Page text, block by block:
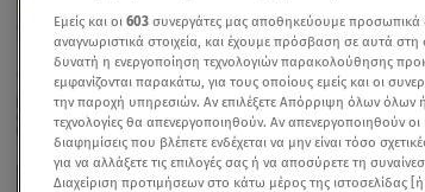
Εμείς και οι 603 συνεργάτες μας αποθηκεύουμε
αναγνωριστικά στοιχεία, και έχουμε πρόσβαση σε αυτά
δυνατή η ενεργοποίηση τεχνολογιών παρακολούθησης
εμφανίζονται παρακάτω, για τους οποίους εμείς και οι
την παροχή υπηρεσιών. Αν επιλέξετε Απόρριψη όλων όλων
τεχνολογίες θα απενεργοποιηθούν. Αν απενεργοποιηθούν οι
διαφημίσεις που βλέπετε ενδέχεται να μην είναι τόσο
για να αλλάξετε τις επιλογές σας ή να αποσύρετε τη
Διαχείριση προτιμήσεων στο κάτω μέρος της ιστοσελίδας